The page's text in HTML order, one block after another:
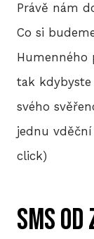
Právě nám
Co si
Humenného
tak
svého
jednu
click)
SMS